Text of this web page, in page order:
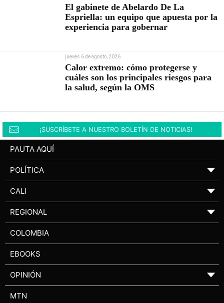
El gabinete de Abelardo De La
Espriella: un equipo que apuesta por la
experiencia para gobernar
jueves 6 de agosto, 2026
Calor extremo: cómo protegerse y
cuáles son los principales riesgos para
la salud, según la OMS
¡SUSCRÍBETE A NUESTRO BOLETÍN DE NOTICIAS!
PAUTA AQUÍ
POLÍTICA ▼
CALI ▼
REGIONAL ▼
COLOMBIA
EBOOKS
OPINIÓN ▼
MTN